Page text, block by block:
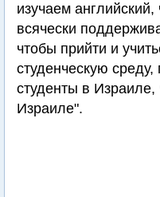
изучаем
всячески
чтобы прийти и
студенческую среду,
студенты в
Израиле".